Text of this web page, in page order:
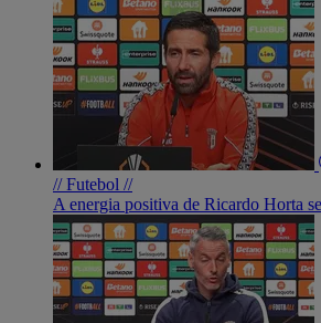
// Futebol //
A energia positiva de Ricardo Horta